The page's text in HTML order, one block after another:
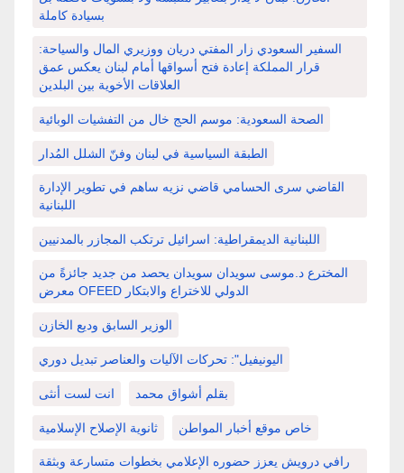
بسيادة كاملة
السفير السعودي زار المفتي دريان ووزيري المال والسياحة:
قرار المملكة إعادة فتح أسواقها أمام لبنان يعكس عمق
العلاقات الأخوية بين البلدين
الصحة السعودية: موسم الحج خال من التفشيات الوبائية
الطبقة السياسية في لبنان وفنّ الشلل المُدار
القاضي سرى الحسامي قاضي نزيه ساهم في تطوير الإدارة
اللبنانية
اللبنانية الديمقراطية: اسرائيل ترتكب المجازر بالمدنيين
المخترع د.موسى سويدان سويدان يحصد من جديد جائزةً من
معرض OFEED الدولي للاختراع والابتكار
الوزير السابق وديع الخازن
اليونيفيل": تحركات الآليات والعناصر تبديل دوري
انت لست أنثى بقلم أشواق محمد
ثانوية الإصلاح الإسلامية خاص موقع أخبار المواطن
رافي درويش يعزز حضوره الإعلامي بخطوات متسارعة وبثقة